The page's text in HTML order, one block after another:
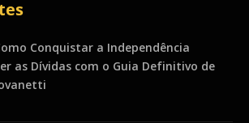
Conquistar a Independência
as Dívidas com o Guia Definitivo de